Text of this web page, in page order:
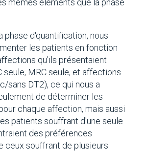
mêmes éléments que la phase
phase d'quantification, nous
les patients en fonction
qu'ils présentaient
seule, MRC seule, et affections
sans DT2), ce qui nous a
de déterminer les
chaque affection, mais aussi
patients souffrant d'une seule
des préférences
ceux souffrant de plusieurs